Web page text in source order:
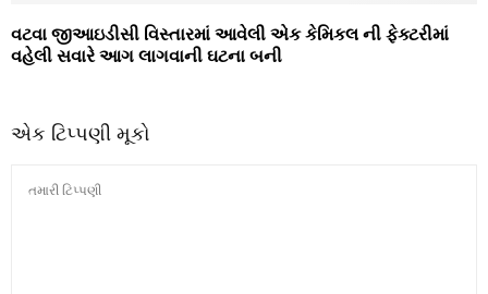
વટવા જીઆઇડીસી વિસ્તારમાં આવેલી એક કેમિકલ ની ફેક્ટરીમાં
વહેલી સવારે આગ લાગવાની ઘટના બની
એક ટિપ્પણી મૂકો